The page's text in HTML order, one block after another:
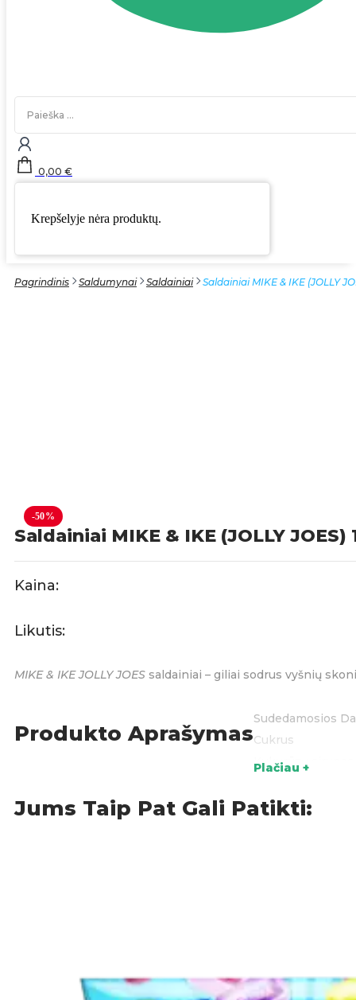
Search
0,00 €
Krepšelyje nėra produktų.
Pagrindinis Saldumynai Saldainiai Saldainiai MIKE & IKE (JOLLY
-50%
Saldainiai MIKE & IKE (JOLLY JOES)
Kaina:
Likutis:
MIKE & IKE JOLLY JOES saldainiai – giliai sodrus vyšnių
Produkto Aprašymas
Sudedamosios
Cukrus
Kukurūzų sirupas
Sudėtyje mažiau
Karnaubos vaškas
Plačiau +
Jums Taip Pat Gali Patikti: